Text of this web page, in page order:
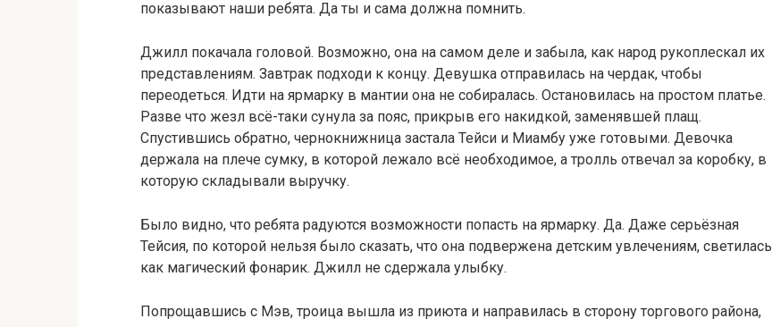
показывают наши ребята. Да ты и сама должна помнить.
Джилл покачала головой. Возможно, она на самом деле и забыла, как народ рукоплескал их
представлениям. Завтрак подходи к концу. Девушка отправилась на чердак, чтобы
переодеться. Идти на ярмарку в мантии она не собиралась. Остановилась на простом платье.
Разве что жезл всё-таки сунула за пояс, прикрыв его накидкой, заменявшей плащ.
Спустившись обратно, чернокнижница застала Тейси и Миамбу уже готовыми. Девочка
держала на плече сумку, в которой лежало всё необходимое, а тролль отвечал за коробку, в
которую складывали выручку.
Было видно, что ребята радуются возможности попасть на ярмарку. Да. Даже серьёзная
Тейсия, по которой нельзя было сказать, что она подвержена детским увлечениям, светилась
как магический фонарик. Джилл не сдержала улыбку.
Попрощавшись с Мэв, троица вышла из приюта и направилась в сторону торгового района,